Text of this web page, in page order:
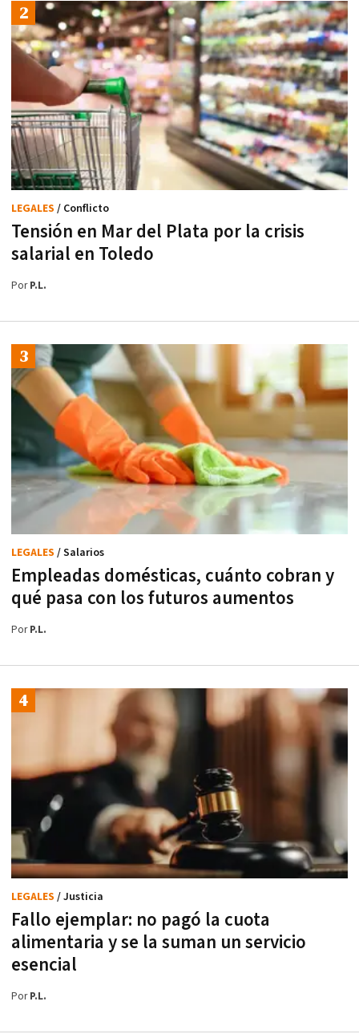
Tensión en Mar del Plata por la crisis
salarial en Toledo
LEGALES / Conflicto
PorP.L.
Empleadas domésticas, cuánto cobran y
qué pasa con los futuros aumentos
LEGALES / Salarios
PorP.L.
Fallo ejemplar: no pagó la cuota
alimentaria y se la suman un servicio
esencial
LEGALES / Justicia
PorP.L.